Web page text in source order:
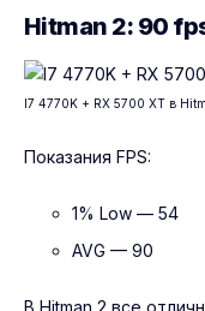
Hitman 2: 90
I7 4770K + RX 5700 XT в
Показания FPS:
1% Low — 54
AVG — 90
В Hitman 2 все